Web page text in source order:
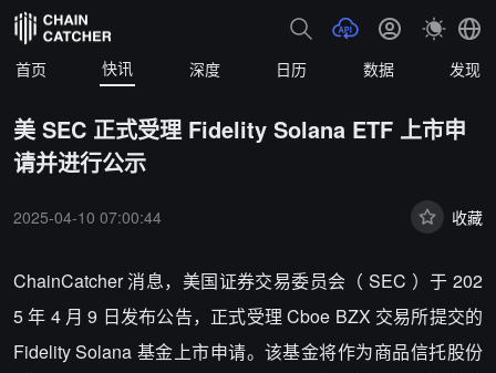
首页 快讯 深度 日历 数据 发现
美 SEC 正式受理 Fidelity Solana ETF 上市申
请并进行公示
2025-04-10 07:00:44 收藏
ChainCatcher 消息，美国证券交易委员会（ SEC ）于 202
5 年 4 月 9 日发布公告，正式受理 Cboe BZX 交易所提交的
Fidelity Solana 基金上市申请。该基金将作为商品信托股份